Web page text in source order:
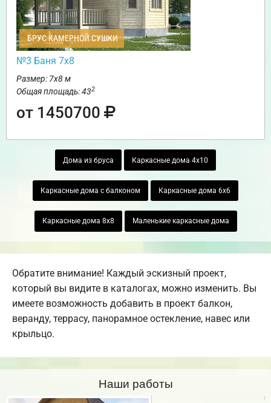
БРУС КАМЕРНОЙ СУШКИ
№3 Баня 7х8
Размер: 7х8 м
Общая площадь: 432
от 1450700
Дома из бруса Каркасные дома 4х10
Каркасные дома с балконом Каркасные дома 6х6
Каркасные дома 8х8 Маленькие каркасные дома
Обратите внимание! Каждый эскизный проект,
который вы видите в каталогах, можно изменить. Вы
имеете возможность добавить в проект балкон,
веранду, террасу, панорамное остекление, навес или
крыльцо.
Наши работы